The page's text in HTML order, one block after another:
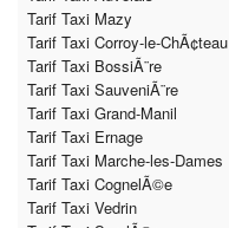
Tarif Taxi Mazy
Tarif Taxi Corroy-le-ChÃ¢teau
Tarif Taxi BossiÃ¨re
Tarif Taxi SauveniÃ¨re
Tarif Taxi Grand-Manil
Tarif Taxi Ernage
Tarif Taxi Marche-les-Dames
Tarif Taxi CognelÃ©e
Tarif Taxi Vedrin